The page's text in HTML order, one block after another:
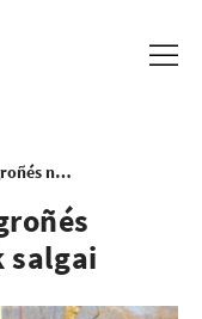
SD Amorebieta-UD Logroñés neurketarako sarrerak salgai
salgai